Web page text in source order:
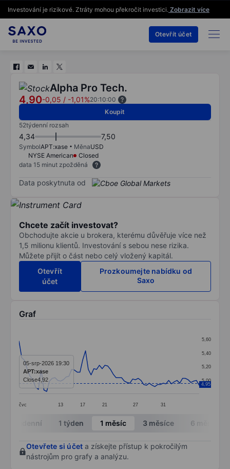
Otevřít účet
Investování je rizikové. Ztráty mohou překročit investici. Zobrazit více
Alpha Pro Tech.
4,90-0,05 / -1,01%20:10:00
Koupit
52týdenní rozsah
4,34 7,50
SymbolAPT:xase MěnaUSD
NYSE American
Closed
data 15 minut zpožděná
Data poskytnuta od
Chcete začít investovat?
Obchodujte akcie u brokera, kterému důvěřuje více než
1,5 milionu klientů. Investování s sebou nese rizika.
Můžete přijít o část nebo celý vložený kapitál.
Otevřít
účet
Prozkoumejte nabídku od
Saxo
Graf
Line chart with 66 data points.
The chart has 1 X axis displaying categories.
The chart has 1 Y axis displaying values. Data
čvc 13 17 21 27 31
5,00
5,20
5,40
5,60
4,95
05-srp-2026 19:30
APT:xase
Close4,92
End of interactive chart.
Intradenní 1 týden 1 měsíc 3 měsíce 6 měsíců
Otevřete si účet a získejte přístup k pokročilým
nástrojům pro grafy a analýzu.